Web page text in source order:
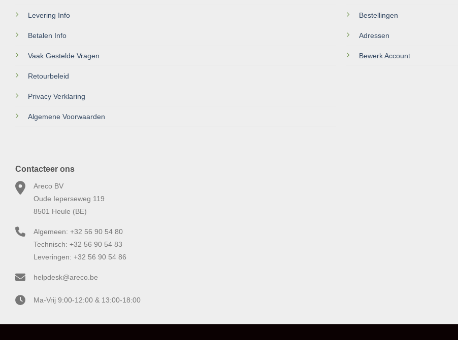
Levering Info
Betalen Info
Vaak Gestelde Vragen
Retourbeleid
Privacy Verklaring
Algemene Voorwaarden
Bestellingen
Adressen
Bewerk Account
Contacteer ons
Areco BV
Oude Ieperseweg 119
8501 Heule (BE)
Algemeen: +32 56 90 54 80
Technisch: +32 56 90 54 83
Leveringen: +32 56 90 54 86
helpdesk@areco.be
Ma-Vrij 9:00-12:00 & 13:00-18:00